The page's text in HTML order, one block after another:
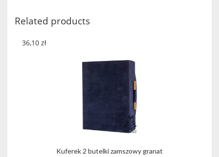
Z
CHOINKĄ
quantity
Related products
Kuferek 2 butelki zamszowy granat
36,10 zł